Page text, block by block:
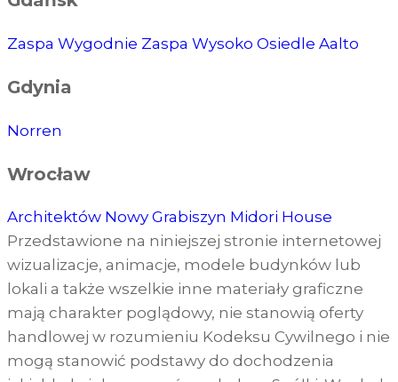
Zaspa Wygodnie Zaspa Wysoko Osiedle Aalto
Gdynia
Norren
Wrocław
Architektów Nowy Grabiszyn Midori House
Przedstawione na niniejszej stronie internetowej
wizualizacje, animacje, modele budynków lub
lokali a także wszelkie inne materiały graficzne
mają charakter poglądowy, nie stanowią oferty
handlowej w rozumieniu Kodeksu Cywilnego i nie
mogą stanowić podstawy do dochodzenia